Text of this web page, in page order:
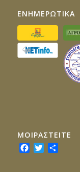
ΕΝΗΜΕΡΩΤΙΚΑ
ΜΟΙΡΑΣTEITE
Facebook
Twitter